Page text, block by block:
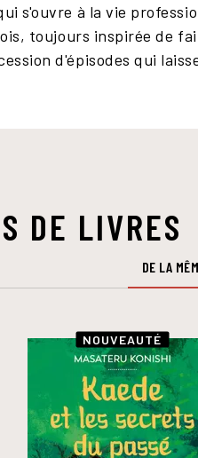
s'ouvre à la vie
toujours inspirée de
d'épisodes qui
DE LIVRES
DE LA
NOUVEAUTÉ